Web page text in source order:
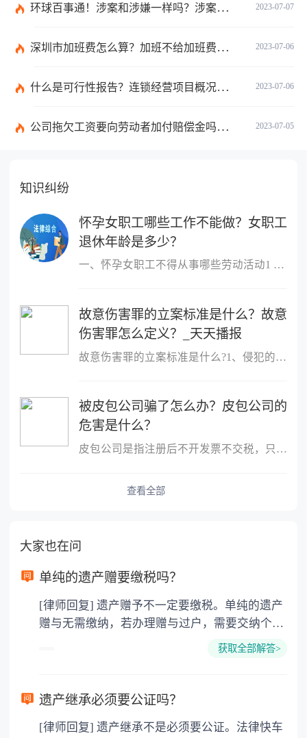
2023-07-07
环球百事通！涉案和涉嫌一样吗？涉案金额多少可以立案？
2023-07-06
深圳市加班费怎么算？加班不给加班费应该怎么办？
2023-07-06
什么是可行性报告？连锁经营项目概况都有哪些内容？ 环球观察
2023-07-05
公司拖欠工资要向劳动者加付赔偿金吗？拖欠工资仲裁时效期间是如何规定的？
知识纠纷
怀孕女职工哪些工作不能做？女职工
退休年龄是多少？
一、怀孕女职工不得从事哪些劳动活动1 作业场所空气中铅及其化合物
故意伤害罪的立案标准是什么？故意
伤害罪怎么定义？_天天播报
故意伤害罪的立案标准是什么?1、侵犯的客体是他人的身体健康权;2、
被皮包公司骗了怎么办？皮包公司的
危害是什么？
皮包公司是指注册后不开发票不交税，只用公司名称进行进出账的公司
查看全部
大家也在问
单纯的遗产赠要缴税吗？
[律师回复] 遗产赠予不一定要缴税。单纯的遗产
赠与无需缴纳，若办理赠与过户，需要交纳个人
所得税、契税和公证费。赠与过户是没有增值税
要缴纳公证费，具体如下： 1. 公证费：按房
3. 印花税：按房屋评估价的0.05%缴纳 4. 土
获取全部解答>
遗产继承必须要公证吗？
[律师回复] 遗产继承不是必须要公证。法律快车